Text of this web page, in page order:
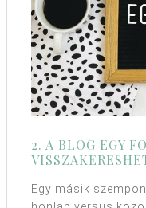
2. A BLOG EGY
Egy másik